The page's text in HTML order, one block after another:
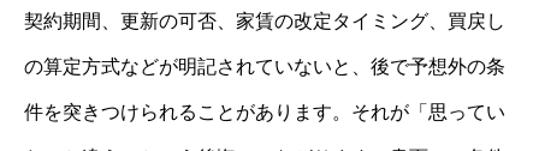
契約期間、更新の可否、家賃の改定タイミング、買戻し
の算定方式などが明記されていないと、後で予想外の条
件を突きつけられることがあります。それが「思ってい